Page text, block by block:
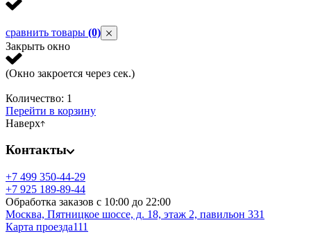
сравнить товары (0)
Закрыть окно
(Окно закроется через сек.)
Количество: 1
Перейти в корзину
Наверх
Контакты
+7 499 350-44-29
+7 925 189-89-44
Обработка заказов с 10:00 до 22:00
Москва, Пятницкое шоссе, д. 18, этаж 2, павильон 331
Карта проезда111